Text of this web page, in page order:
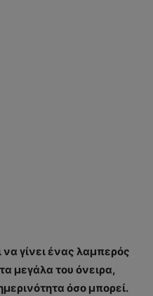
να γίνει ένας λαμπερός
μεγάλα του όνειρα,
όσο μπορεί.